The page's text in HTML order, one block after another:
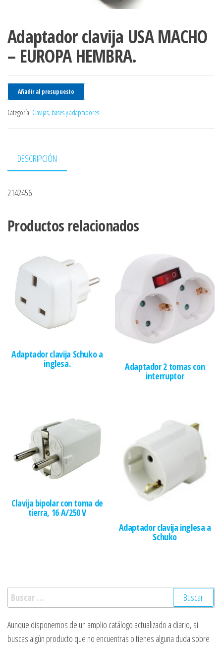
Adaptador clavija USA MACHO
– EUROPA HEMBRA.
Añadir al presupuesto
Categoría: Clavijas, bases y adaptadores
DESCRIPCIÓN
2142456
Productos relacionados
Adaptador clavija Schuko a
inglesa. Adaptador 2 tomas con
interruptor
Clavija bipolar con toma de
tierra, 16 A/250 V
Adaptador clavija inglesa a
Schuko
Buscar:
Aunque disponemos de un amplio catálogo actualizado a diario, si
buscas algún producto que no encuentras o tienes alguna duda sobre